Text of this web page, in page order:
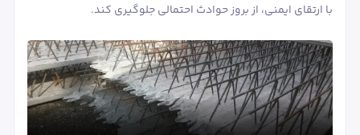
با ارتقای ایمنی، از بروز حوادث احتمالی جلوگیری کند.